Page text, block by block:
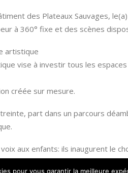
des Plateaux Sauvages,
à 360° fixe et des scènes
artistique
vise à investir tous les
créée sur mesure.
part dans un parcours
aux enfants: ils inaugurent le
pour vous garantir la meilleure